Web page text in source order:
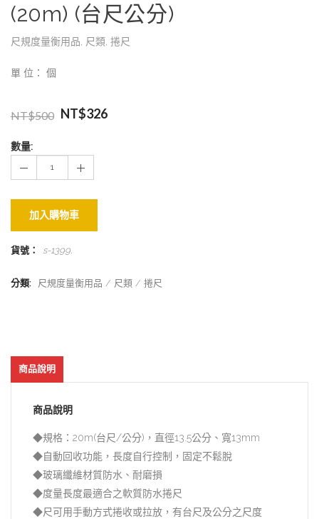
(20m) (台尺公分)
尺規度量衡用品 尺類 捲尺
單 位： 個
NT$500 NT$326
數量:
加入購物車
貨號： s-1399
分類: 尺規度量衡用品 尺類 捲尺
商品說明
商品說明
◆規格：20m(台尺/公分)，直徑13.5公分、寬13mm
◆自動回收功能，長度自行控制，固定不鬆脫
◆玻璃纖維材質防水、耐磨損
◆度量長度最適合之軟質防水捲尺
◆尺可用手動方式捲收或拉放，有台尺及公分之尺度